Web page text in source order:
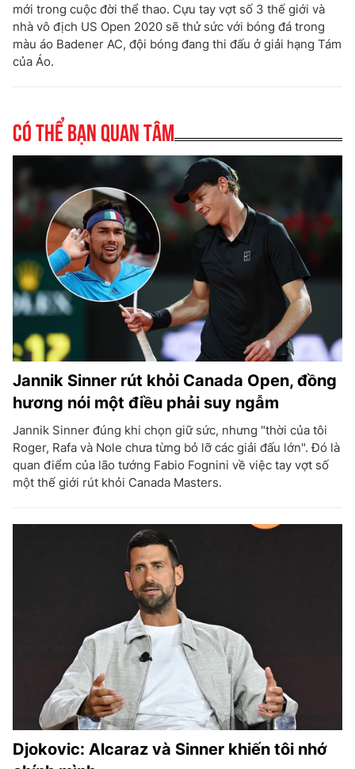
mới trong cuộc đời thể thao. Cựu tay vợt số 3 thế giới và
nhà vô địch US Open 2020 sẽ thử sức với bóng đá trong
màu áo Badener AC, đội bóng đang thi đấu ở giải hạng Tám
của Áo.
Có thể bạn quan tâm
Jannik Sinner rút khỏi Canada Open, đồng
hương nói một điều phải suy ngẫm
Jannik Sinner đúng khi chọn giữ sức, nhưng "thời của tôi
Roger, Rafa và Nole chưa từng bỏ lỡ các giải đấu lớn". Đó là
quan điểm của lão tướng Fabio Fognini về việc tay vợt số
một thế giới rút khỏi Canada Masters.
Djokovic: Alcaraz và Sinner khiến tôi nhớ